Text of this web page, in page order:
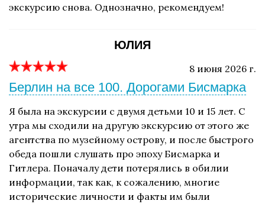
экскурсию снова. Однозначно, рекомендуем!
ЮЛИЯ
8 июня 2026 г.
Берлин на все 100. Дорогами Бисмарка
Я была на экскурсии с двумя детьми 10 и 15 лет. С
утра мы сходили на другую экскурсию от этого же
агентства по музейному острову, и после быстрого
обеда пошли слушать про эпоху Бисмарка и
Гитлера. Поначалу дети потерялись в обилии
информации, так как, к сожалению, многие
исторические личности и факты им были